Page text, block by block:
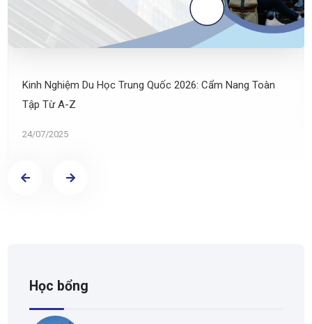
Kinh Nghiệm Du Học Trung Quốc 2026: Cẩm Nang Toàn
Tập Từ A-Z
24/07/2025
Học bổng